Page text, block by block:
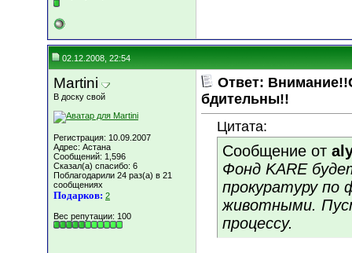
02.12.2008, 22:54
Martini
В доску свой
Регистрация: 10.09.2007
Адрес: Астана
Сообщений: 1,596
Сказал(а) спасибо: 6
Поблагодарили 24 раз(а) в 21
сообщениях
Подарков: 2
Вес репутации: 100
Ответ:
бдительны!!
Цитата:
Сообщение от
Фонд KARE
прокуратуру по
животными.
процессу.